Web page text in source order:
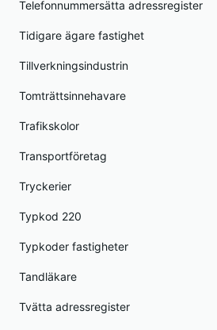
Telefonnummersätta adressregister
Tidigare ägare fastighet
Tillverkningsindustrin
Tomträttsinnehavare
Trafikskolor
Transportföretag
Tryckerier
Typkod 220
Typkoder fastigheter
Tandläkare
Tvätta adressregister